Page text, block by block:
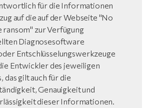
für die Informationen
auf die auf der Webseite "No
ransom" zur Verfügung
Diagnosesoftware
Entschlüsselungswerkzeuge
Entwickler des jeweiligen
das gilt auch für die
Genauigkeit und
dieser Informationen.